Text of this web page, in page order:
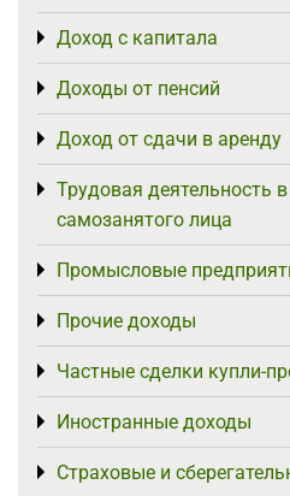
Доход с капитала
Toggle menu
Доходы от пенсий
Toggle menu
Доход от сдачи в аренду
Toggle menu
Трудовая деятельность
самозанятого лица
Toggle menu
Промысловые
Toggle menu
Прочие доходы
Toggle menu
Частные сделки купли-
Toggle menu
Иностранные доходы
Toggle menu
Страховые и
Toggle menu